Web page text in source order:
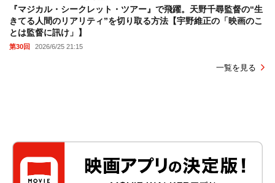
『マジカル・シークレット・ツアー』で飛躍。天野千尋監督の“生
きてる人間のリアリティ”を切り取る方法【宇野維正の「映画のこ
とは監督に訊け」】
第30回 2026/6/25 21:15
一覧を見る